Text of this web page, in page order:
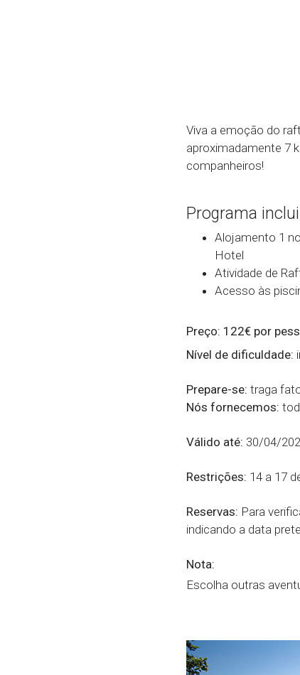
Viva a emoção do
aproximadamente 7
companheiros!
Programa inclui
Alojamento 1
Hotel
Atividade de
Acesso às
Preço: 122€ por
Nível de dificuldade:
Prepare-se: traga
Nós fornecemos:
Válido até: 30/04/
Restrições: 14 a 17
Reservas: Para
indicando a data
Nota:
Escolha outras